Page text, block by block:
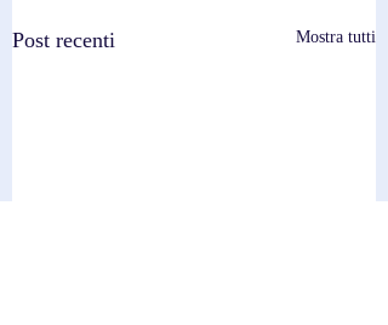
Post recenti Mostra tutti